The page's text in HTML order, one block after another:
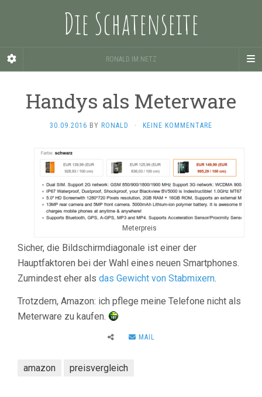
Die Schatenseite
RONALD IM NETZ
Handys als Meterware
30.09.2016 BY RONALD · KEINE KOMMENTARE
Meterpreis
Sicher, die Bildschirmdiagonale ist einer der
Hauptfaktoren bei der Wahl eines neuen Smartphones.
Zumindest eher als das Gewicht von Stabmixern.
Trotzdem, Amazon: ich pflege meine Telefone nicht als
Meterware zu kaufen.
MAIL
amazon preisvergleich